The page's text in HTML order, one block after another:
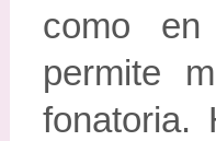
como
permite
fonatoria.